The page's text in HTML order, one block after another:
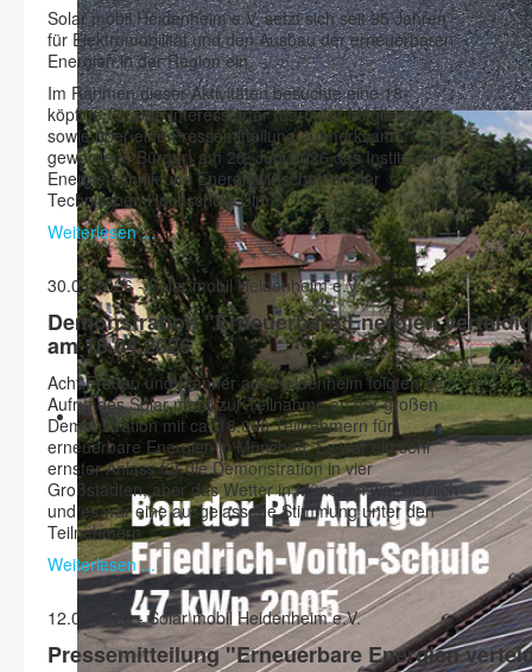
Solar mobil Heidenheim e.V. setzt sich seit 35 Jahren
für Elektromobilität und den Ausbau der erneuerbaren
Energien in der Region ein.
Im Rahmen dieser Aktivitäten besuchte eine 18-
köpfige Gruppe Interessierter (darunter Mitglieder
sowie über eine Pressemitteilung aufmerksam
gewordene Bürger) am 26. Juni 2026 das Institut für
Energietechnik und Energiewirtschaft an der
Technischen Hochschule Ulm.
Weiterlesen ...
30.04.2026 - Solar mobil Heidenheim e.V.
Demonstration "Erneuerbare Energien
am 18.04.2026
Acht Frauen und Männer aus Heidenheim folgten dem
Aufruf des Solar mobil zur Teilnahme an der großen
Demonstration mit ca. 18.000 Teilnehmern für
erneuerbare Energien in München. Es war ein sehr
ernster Anlass für die Demonstration in vier
Großstädten, aber das Wetter in München war herrlich
und es war eine ausgelassene Stimmung unter den
Teilnehmern.
Weiterlesen ...
12.04.2026 - Solar mobil Heidenheim e.V.
Pressemitteilung "Erneuerbare Energien